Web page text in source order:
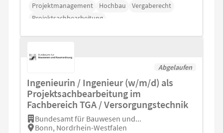
Projektmanagement
Hochbau
Vergaberecht
Projektsachbearbeitung
Abgelaufen
Ingenieurin / Ingenieur (w/m/d) als
Projektsachbearbeitung im
Fachbereich TGA / Versorgungstechnik
Bundesamt für Bauwesen und...
Bonn, Nordrhein-Westfalen